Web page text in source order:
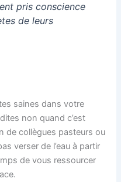
pris conscience
de leurs
saines dans votre
non quand c’est
de collègues pasteurs ou
verser de l’eau à partir
de vous ressourcer